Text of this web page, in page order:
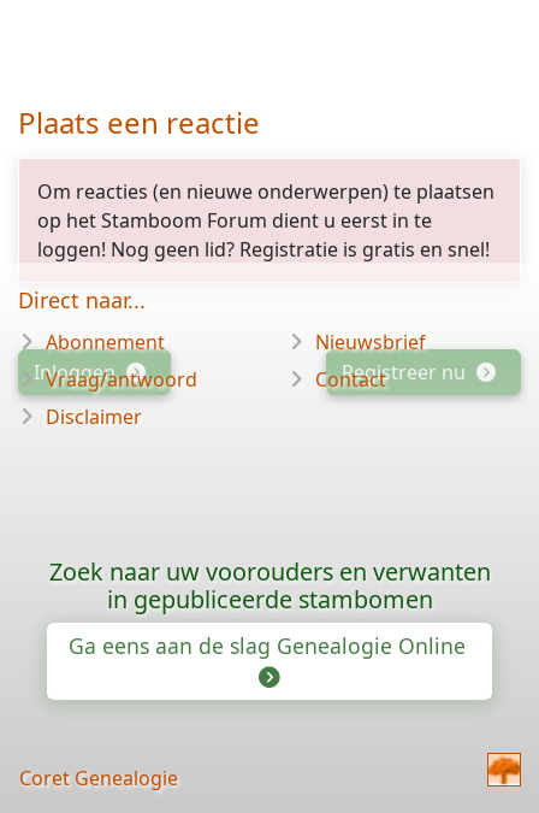
Plaats een reactie
Om reacties (en nieuwe onderwerpen) te plaatsen
op het Stamboom Forum dient u eerst in te
loggen! Nog geen lid? Registratie is gratis en snel!
Inloggen Registreer nu
Direct naar...
Abonnement
Vraag/antwoord
Disclaimer
Nieuwsbrief
Contact
Zoek naar uw voorouders en verwanten
in gepubliceerde stambomen
Ga eens aan de slag Genealogie Online
Coret Genealogie